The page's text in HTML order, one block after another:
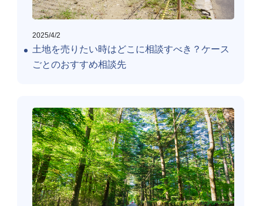
2025/4/2
土地を売りたい時はどこに相談すべき？ケース
ごとのおすすめ相談先